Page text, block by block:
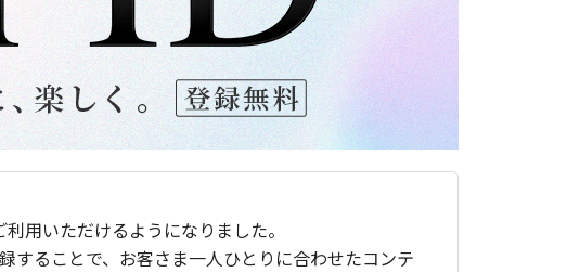
用いただけるようになりました。
することで、お客さま一人ひとりに合わせたコンテ